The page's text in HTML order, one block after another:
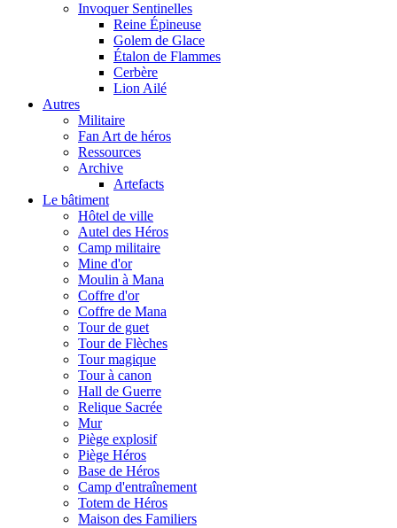
Invoquer Sentinelles
Reine Épineuse
Golem de Glace
Étalon de Flammes
Cerbère
Lion Ailé
Autres
Militaire
Fan Art de héros
Ressources
Archive
Artefacts
Le bâtiment
Hôtel de ville
Autel des Héros
Camp militaire
Mine d'or
Moulin à Mana
Coffre d'or
Coffre de Mana
Tour de guet
Tour de Flèches
Tour magique
Tour à canon
Hall de Guerre
Relique Sacrée
Mur
Piège explosif
Piège Héros
Base de Héros
Camp d'entraînement
Totem de Héros
Maison des Familiers